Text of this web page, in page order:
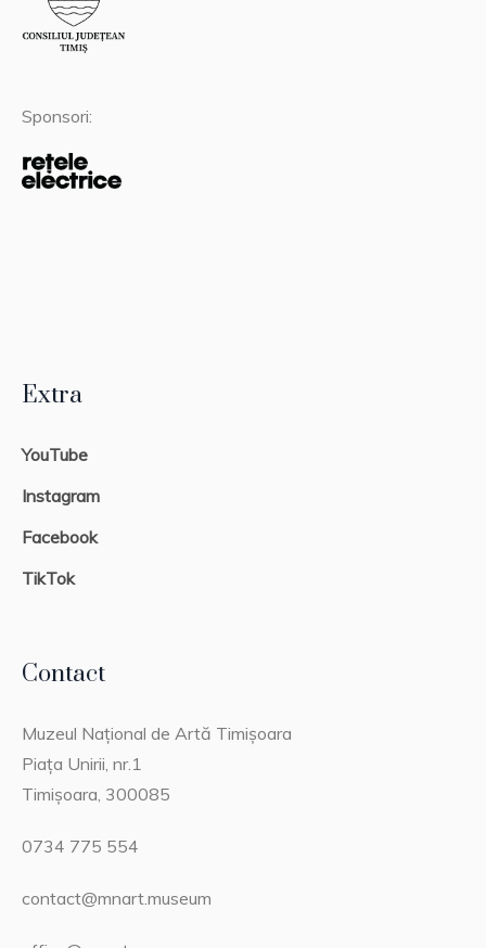
Sponsori:
Extra
YouTube
Instagram
Facebook
TikTok
Contact
Muzeul Național de Artă Timișoara
Piața Unirii, nr.1
Timișoara, 300085
0734 775 554
contact@mnart.museum